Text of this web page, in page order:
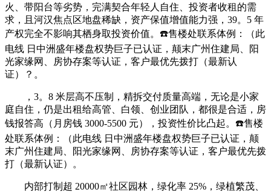
火、带阳台等劣势，完满契合年轻人自住、投资者收租的需
求，且河汉焦点区地盘稀缺，资产保值增值能力强，39。5 年
产权完全不影响其栖身取投资价值。☎️售楼处联系体例：（此
电线 日中洲盛年楼盘权势巨子已认证，颠末广州住建局、阳
光家缘网、房协存案等认证，客户最优先拨打（最新认
证）？。
，3。8 米层高不压制，精拆交付质量高端，无论是小家
庭自住，仍是出租给高管、白领、创业团队，都很是合适，房
钱报答高（月房钱 3000-5500 元），投资性价比凸起。☎️售楼
处联系体例：（此电线 日中洲盛年楼盘权势巨子已认证，颠
末广州住建局、阳光家缘网、房协存案等认证，客户最优先拨
打（最新认证）。
内部打制超 20000㎡社区园林，绿化率 25%，绿植繁茂、